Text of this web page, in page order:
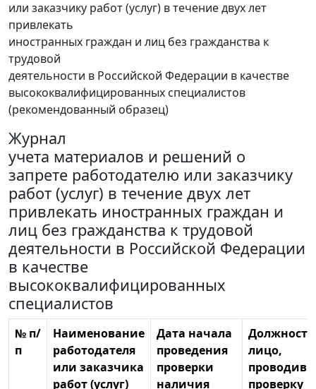
или заказчику работ (услуг) в течение двух лет
привлекать
иностранных граждан и лиц без гражданства к
трудовой
деятельности в Российской Федерации в качестве
высококвалифицированных специалистов
(рекомендованный образец)
Журнал
учета материалов и решений о
запрете работодателю или заказчику
работ (услуг) в течение двух лет
привлекать иностранных граждан и
лиц без гражданства к трудовой
деятельности в Российской Федерации
в качестве
высококвалифицированных
специалистов
№ п/
п
Наименование
работодателя
или заказчика
работ (услуг)
Дата начала
проведения
проверки
наличия
лицо,
проверку